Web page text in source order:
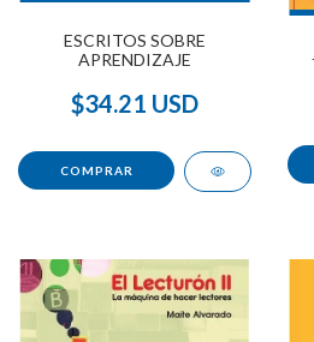
ESCRITOS SOBRE
APRENDIZAJE
$34.21 USD